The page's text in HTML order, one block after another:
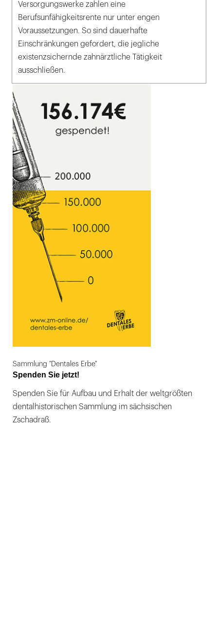
Versorgungswerke zahlen eine
Berufsunfähigkeitsrente nur unter engen
Voraussetzungen. So sind dauerhafte
Einschränkungen gefordert, die jegliche
existenzsichernde zahnärztliche Tätigkeit
ausschließen.
Sammlung "Dentales Erbe"
Spenden Sie jetzt!
Spenden Sie für Aufbau und Erhalt der weltgrößten
dentalhistorischen Sammlung im sächsischen
Zschadraß.